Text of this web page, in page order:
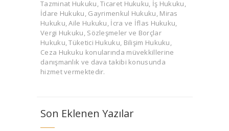
Tazminat Hukuku, Ticaret Hukuku, İş Hukuku,
İdare Hukuku, Gayrimenkul Hukuku, Miras
Hukuku, Aile Hukuku, İcra ve İflas Hukuku,
Vergi Hukuku, Sözleşmeler ve Borçlar
Hukuku, Tüketici Hukuku, Bilişim Hukuku,
Ceza Hukuku konularında müvekkillerine
danışmanlık ve dava takibi konusunda
hizmet vermektedir.
Son Eklenen Yazılar